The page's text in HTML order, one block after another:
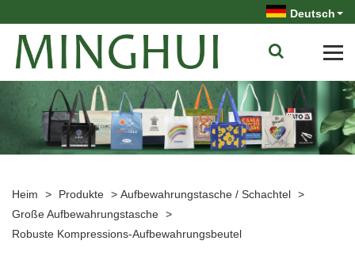
Deutsch
Heim > Produkte > Aufbewahrungstasche / Schachtel >
Große Aufbewahrungstasche >
Robuste Kompressions-Aufbewahrungsbeutel